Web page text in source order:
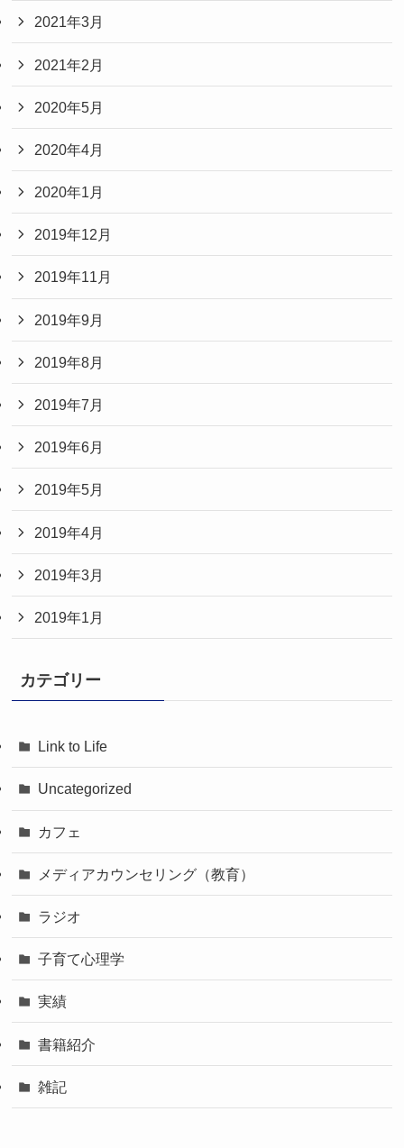
2021年3月
2021年2月
2020年5月
2020年4月
2020年1月
2019年12月
2019年11月
2019年9月
2019年8月
2019年7月
2019年6月
2019年5月
2019年4月
2019年3月
2019年1月
カテゴリー
Link to Life
Uncategorized
カフェ
メディアカウンセリング（教育）
ラジオ
子育て心理学
実績
書籍紹介
雑記